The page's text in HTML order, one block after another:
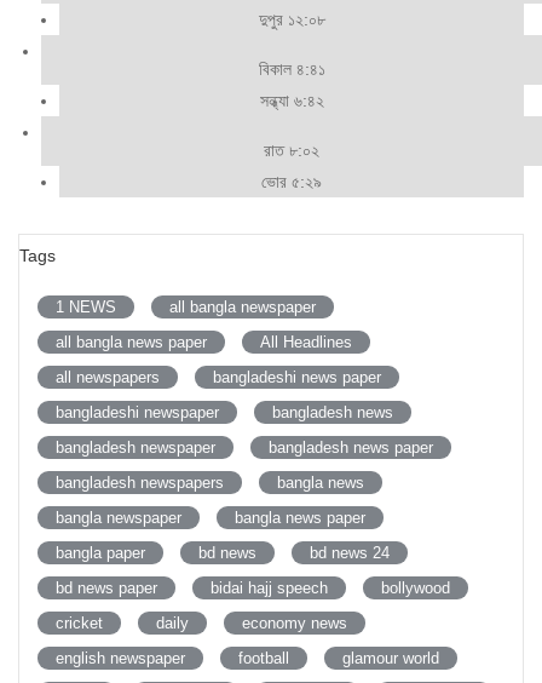
দুপুর ১২:০৮
বিকাল ৪:৪১
সন্ধ্যা ৬:৪২
রাত ৮:০২
ভোর ৫:২৯
Tags
1 NEWS
all bangla newspaper
all bangla news paper
All Headlines
all newspapers
bangladeshi news paper
bangladeshi newspaper
bangladesh news
bangladesh newspaper
bangladesh news paper
bangladesh newspapers
bangla news
bangla newspaper
bangla news paper
bangla paper
bd news
bd news 24
bd news paper
bidai hajj speech
bollywood
cricket
daily
economy news
english newspaper
football
glamour world